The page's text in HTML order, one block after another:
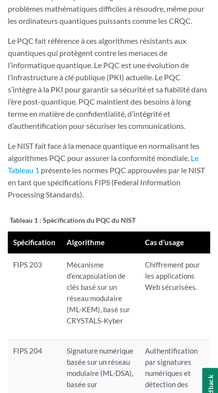
problèmes mathématiques difficiles à résoudre, même pour
les ordinateurs quantiques puissants comme les CRQC.
Le PQC fait référence à ces algorithmes résistants aux
quantiques qui protègent contre les menaces de
l’informatique quantique. Le PQC est une évolution de
l’infrastructure à clé publique (PKI) actuelle. Le PQC
s’intègre à la PKI pour garantir sa sécurité et sa fiabilité dans
l’ère post-quantique. PQC maintient des besoins à long
terme en matière de confidentialité, d’intégrité et
d’authentification pour sécuriser les communications.
Le NIST fait face à la menace quantique en normalisant les
algorithmes PQC pour assurer la conformité mondiale. Le
Tableau 1 présente les normes PQC approuvées par le NIST
en tant que spécifications FIPS (Federal Information
Processing Standards).
Tableau 1 : Spécifications du PQC du NIST
Spécification Algorithme Cas d’usage
FIPS 203
Mécanisme
d’encapsulation de
clés basé sur un
réseau modulaire
(ML-KEM), basé sur
CRYSTALS-Kyber
Chiffrement pour
les applications
Web sécurisées.
FIPS 204
Signature numérique
basée sur un réseau
modulaire (ML-DSA),
basée sur
Authentification
par signatures
numériques et
détection des